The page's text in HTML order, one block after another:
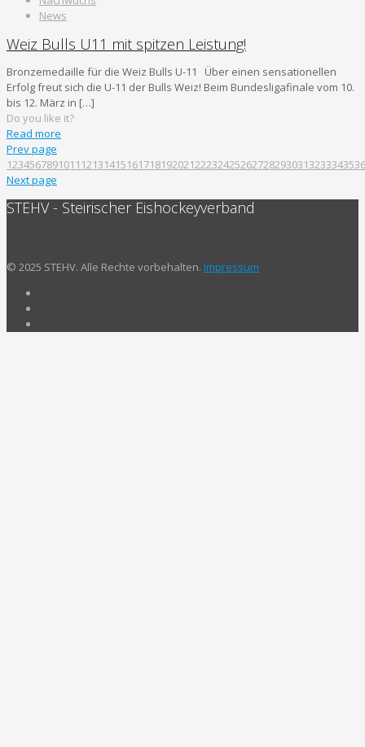
News
Weiz Bulls U11 mit spitzen Leistung!
Bronzemedaille für die Weiz Bulls U-11 Über einen sensationellen
Erfolg freut sich die U-11 der Bulls Weiz! Beim Bundesligafinale vom 10.
bis 12. März in […]
Do you like it?
Read more
Prev page
1234567891011 12131415161718192021222324252627282930313233343536
Next page
STEHV - Steirischer Eishockeyverband
© 2025 STEHV. Alle Rechte vorbehalten. Impressum